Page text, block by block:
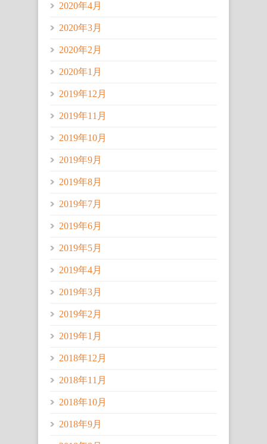
2020年4月
2020年3月
2020年2月
2020年1月
2019年12月
2019年11月
2019年10月
2019年9月
2019年8月
2019年7月
2019年6月
2019年5月
2019年4月
2019年3月
2019年2月
2019年1月
2018年12月
2018年11月
2018年10月
2018年9月